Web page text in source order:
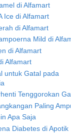
di Alfamart
Ice di Alfamart
di Alfamart
Mild di
di Alfamart
Alfamart
untuk Gatal pada
Tenggorokan
Paling
Apa Saja
Diabetes di Apotik